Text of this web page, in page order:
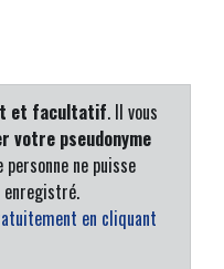
et facultatif. Il vous
votre pseudonyme
ne puisse
enregistré.
en cliquant